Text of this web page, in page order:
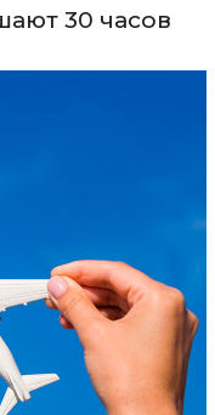
30 часов